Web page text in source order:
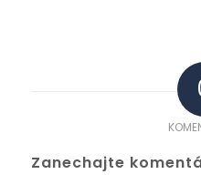
Zanechajte